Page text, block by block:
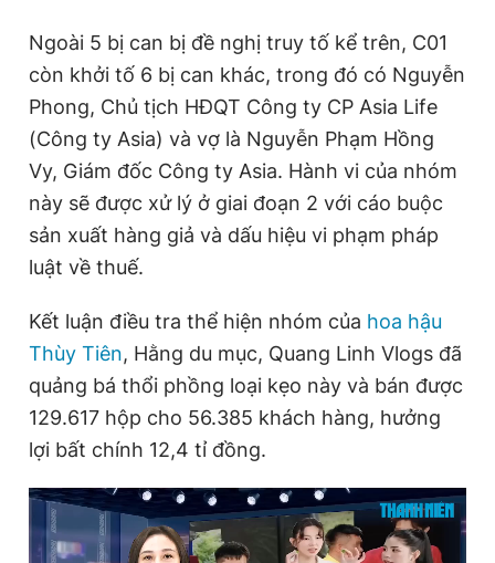
Ngoài 5 bị can bị đề nghị truy tố kể trên, C01
còn khởi tố 6 bị can khác, trong đó có Nguyễn
Phong, Chủ tịch HĐQT Công ty CP Asia Life
(Công ty Asia) và vợ là Nguyễn Phạm Hồng
Vy, Giám đốc Công ty Asia. Hành vi của nhóm
này sẽ được xử lý ở giai đoạn 2 với cáo buộc
sản xuất hàng giả và dấu hiệu vi phạm pháp
luật về thuế.
Kết luận điều tra thể hiện nhóm của hoa hậu
Thùy Tiên, Hằng du mục, Quang Linh Vlogs đã
quảng bá thổi phồng loại kẹo này và bán được
129.617 hộp cho 56.385 khách hàng, hưởng
lợi bất chính 12,4 tỉ đồng.